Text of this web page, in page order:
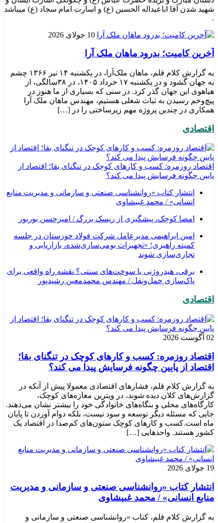
شهید شدن آقا اباعبداله الحسین (ع) و اسارت امام سجاد (ع) میباشد
.
10 جولای 2026
​آخرین کامیت؛ بدرود ماهان ملک آرا
به گزارش کلام قلم، ماهان ملک‌آرا، در یکشنبه ۱۴ تیر ۱۳۶۶ چشم
به جهان گشود و در یکشنبه ۱۷ خرداد ۱۴۰۵، در ۳۸سالگی، از
هیاهوی این جهان گذر کرد. در سنی که بسیاری از ما هنوز در
پیچ‌وخم رسیدن به ثبات شغلی هستیم، مهندس ماهان ملک آرا
همکاری در چندین پروژه مهم زیرساختی را در […]
اقتصادی
اقتصاد روزمره: کسب‌ و کارهای کوچک در تنگنای بقا؛ اقتصاد از
پایین چگونه فرسایش پیدا می کند؟
انتشار کتاب «روانشناسی صنعتی و سازمانی و مدیریت منابع
انسانی» / محمد غبیشاوی
امضا کوچک، پیشگیری از ریسک بزرگ / امیرحسن بوربور
امین ابراهیمی مدیرعامل شرکت فولاد خوزستان در جلسه
کمیته راهبری؛ «تجهیزات بومی‌سازی‌شده، بازاریابی و
تجاری‌سازی شوند
برقی، هیدروژنی یا سوخت‌های سنتی؟ نقشه راه واقعی برای
پاک‌سازی حمل‌ونقل / مهندس محمدمعین رشیدپور
اقتصادی
02 آگوست 2026
اقتصاد روزمره: کسب‌ و کارهای کوچک در تنگنای بقا؛
اقتصاد از پایین چگونه فرسایش پیدا می کند؟
به گزارش کلام قلم، فشارهای اقتصادی معمولا پیش از آنکه در
گزارش‌های کلان دیده شوند، در ویترین مغازه‌های کوچک،
کارگاه‌های محلی و بنگاه‌های خانوادگی خود را بیشتر نشان می‌دهند.
جایی که مسئله دیگر توسعه و سود نیست، بلکه دوام آوردن تا پایان
ماه است.کسب‌ و کارهای کوچک ستون‌های کم‌صدا در اقتصاد یک
کشور هستند. واحدهایی […]
19 جولای 2026
انتشار کتاب «روانشناسی صنعتی و سازمانی و مدیریت
منابع انسانی» / محمد غبیشاوی
به گزارش کلام قلم، کتاب «روانشناسی صنعتی و سازمانی و